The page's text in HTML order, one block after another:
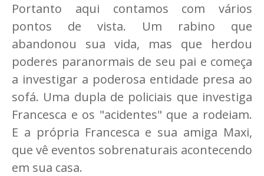
Portanto aqui contamos com vários
pontos de vista. Um rabino que
abandonou sua vida, mas que herdou
poderes paranormais de seu pai e começa
a investigar a poderosa entidade presa ao
sofá. Uma dupla de policiais que investiga
Francesca e os "acidentes" que a rodeiam.
E a própria Francesca e sua amiga Maxi,
que vê eventos sobrenaturais acontecendo
em sua casa.